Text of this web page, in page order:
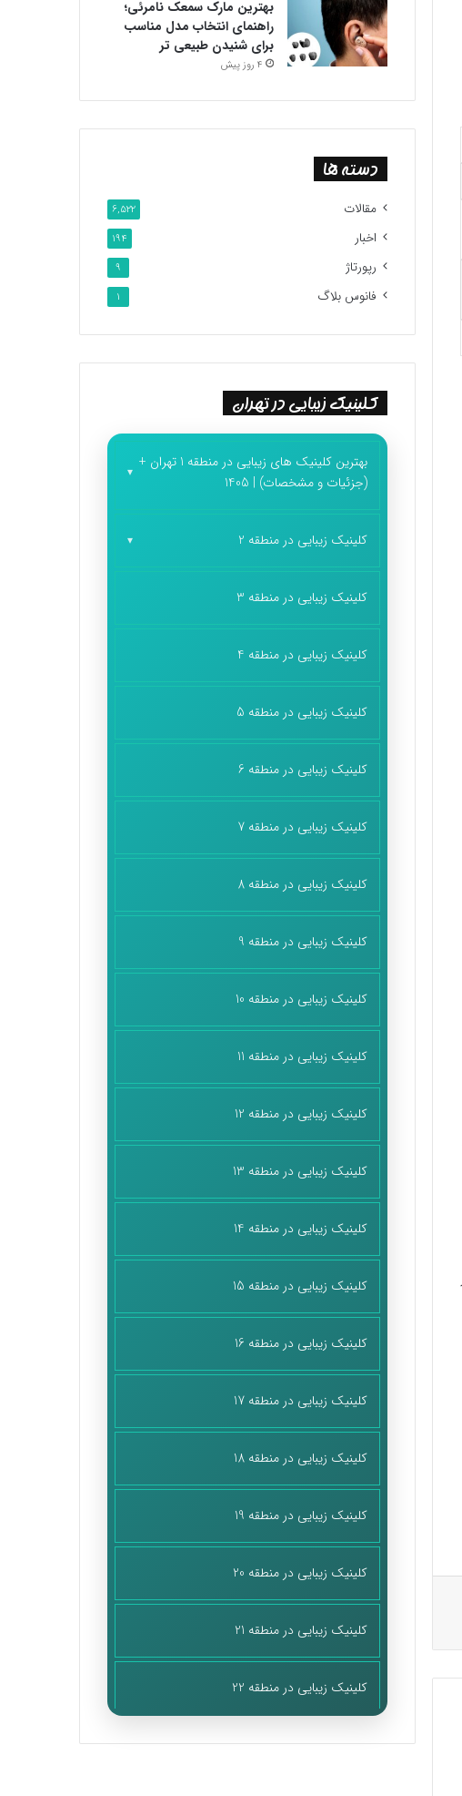
بهترین مارک سمعک نامرئی؛
راهنمای انتخاب مدل مناسب
برای شنیدن طبیعی تر
4 روز پیش
دسته ها
مقالات 6,522
اخبار 194
رپورتاژ 9
فانوس بلاگ 1
کلینیک زیبایی در تهران
بهترین کلینیک های زیبایی در منطقه 1 تهران +
(جزئیات و مشخصات) | 1405
کلینیک زیبایی در منطقه 2
کلینیک زیبایی در منطقه 3
کلینیک زیبایی در منطقه 4
کلینیک زیبایی در منطقه 5
کلینیک زیبایی در منطقه 6
کلینیک زیبایی در منطقه 7
کلینیک زیبایی در منطقه 8
کلینیک زیبایی در منطقه 9
کلینیک زیبایی در منطقه 10
کلینیک زیبایی در منطقه 11
کلینیک زیبایی در منطقه 12
کلینیک زیبایی در منطقه 13
کلینیک زیبایی در منطقه 14
کلینیک زیبایی در منطقه 15
کلینیک زیبایی در منطقه 16
کلینیک زیبایی در منطقه 17
کلینیک زیبایی در منطقه 18
کلینیک زیبایی در منطقه 19
کلینیک زیبایی در منطقه 20
کلینیک زیبایی در منطقه 21
کلینیک زیبایی در منطقه 22